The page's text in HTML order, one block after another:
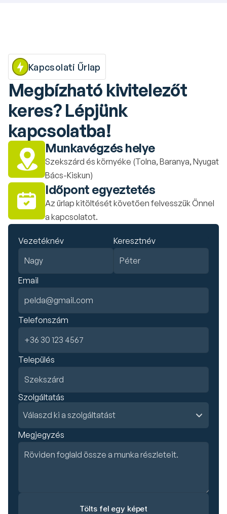
Kapcsolati Űrlap
Megbízható kivitelezőt
keres? Lépjünk
kapcsolatba!
Munkavégzés helye
Szekszárd és környéke (Tolna, Baranya, Nyugat
Bács-Kiskun)
Időpont egyeztetés
Az űrlap kitöltését követően felvesszük Önnel
a kapcsolatot.
Vezetéknév Keresztnév
Email
Telefonszám
Település
Szolgáltatás
Megjegyzés
Tölts fel egy képet